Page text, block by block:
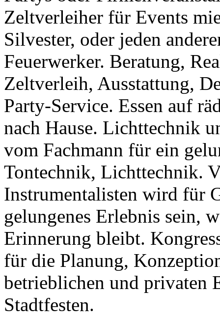
Zeltverleiher für Events
Silvester, oder jeden
Feuerwerker. Beratung,
Zeltverleih, Ausstattung,
Party-Service. Essen auf
nach Hause. Lichttechnik
vom Fachmann für ein
Tontechnik, Lichttechnik.
Instrumentalisten wird für
gelungenes Erlebnis sein,
Erinnerung bleibt.
für die Planung,
betrieblichen und privaten
Stadtfesten.